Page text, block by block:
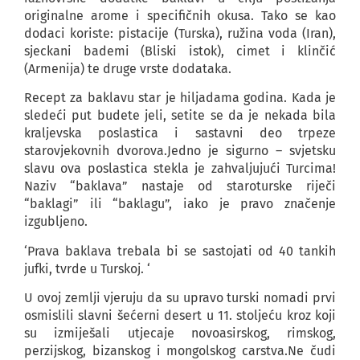
originalne arome i specifičnih okusa. Tako se kao
dodaci koriste: pistacije (Turska), ružina voda (Iran),
sjeckani bademi (Bliski istok), cimet i klinčić
(Armenija) te druge vrste dodataka.
Recept za baklavu star je hiljadama godina. Kada je
sledeći put budete jeli, setite se da je nekada bila
kraljevska poslastica i sastavni deo trpeze
starovjekovnih dvorova.Jedno je sigurno – svjetsku
slavu ova poslastica stekla je zahvaljujući Turcima!
Naziv “baklava” nastaje od staroturske riječi
“baklagi” ili “baklagu”, iako je pravo značenje
izgubljeno.
‘Prava baklava trebala bi se sastojati od 40 tankih
jufki, tvrde u Turskoj. ‘
U ovoj zemlji vjeruju da su upravo turski nomadi prvi
osmislili slavni šećerni desert u 11. stoljeću kroz koji
su izmiješali utjecaje novoasirskog, rimskog,
perzijskog, bizanskog i mongolskog carstva.Ne čudi